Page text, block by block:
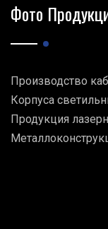
Фото
Производство
Корпуса
Продукция